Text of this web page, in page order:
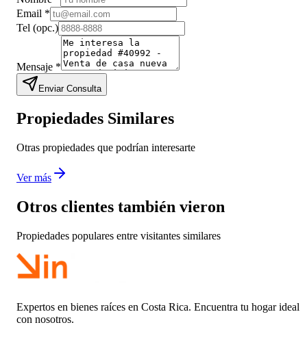
Email *
Tel (opc.)
Mensaje *
Enviar Consulta
Propiedades Similares
Otras propiedades que podrían interesarte
Ver más
Otros clientes también vieron
Propiedades populares entre visitantes similares
Expertos en bienes raíces en Costa Rica. Encuentra tu hogar ideal
con nosotros.